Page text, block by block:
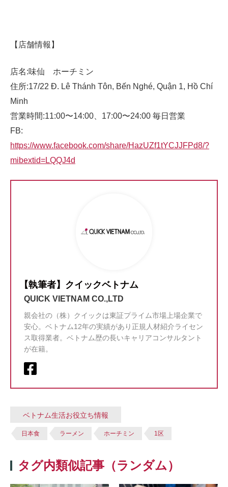
【店舗情報】
店名:味仙 ホーチミン
住所:17/22 Đ. Lê Thánh Tôn, Bến Nghé, Quận 1, Hồ Chí
Minh
営業時間:11:00〜14:00、17:00〜24:00 毎日営業
FB:
https://www.facebook.com/share/HazUZf1tYCJJFPd8/?
mibextid=LQQJ4d
【執筆者】クイックベトナム
QUICK VIETNAM CO.,LTD
親会社の（株）クイックは東証プライム市場上場企業で
安心。ベトナム12年の実績があり正規人材紹介ライセン
ス取得業者。ベトナム歴の長いキャリアコンサルタント
が在籍。
ベトナム生活お役立ち情報
日本食 ラーメン ホーチミン 1区
タグ内類似記事（ランダム）